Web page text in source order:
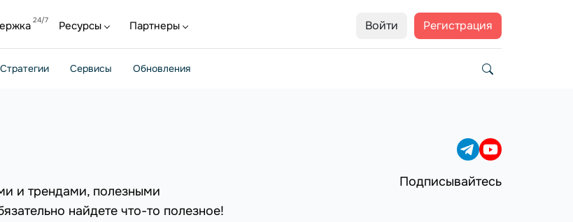
Войти Регистрация
Ресурсы Партнеры
Стратегии Сервисы Обновления
и трендами, полезными
найдете что-то полезное!
Подписывайтесь